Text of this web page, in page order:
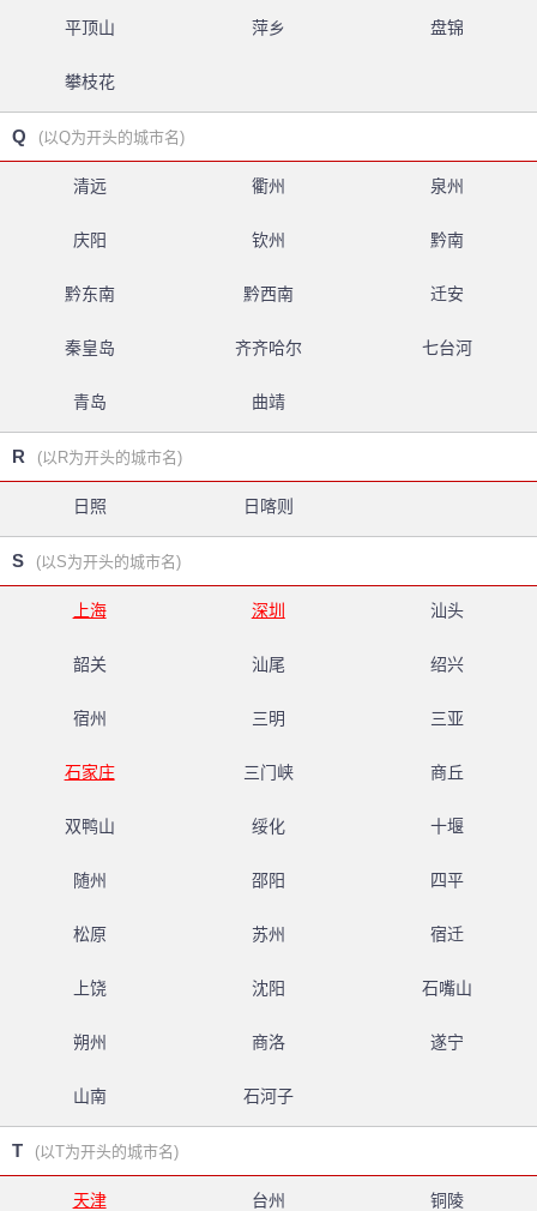
平顶山 萍乡 盘锦
攀枝花
Q (以Q为开头的城市名)
清远 衢州 泉州
庆阳 钦州 黔南
黔东南 黔西南 迁安
秦皇岛 齐齐哈尔 七台河
青岛 曲靖
R (以R为开头的城市名)
日照 日喀则
S (以S为开头的城市名)
上海 深圳 汕头
韶关 汕尾 绍兴
宿州 三明 三亚
石家庄 三门峡 商丘
双鸭山 绥化 十堰
随州 邵阳 四平
松原 苏州 宿迁
上饶 沈阳 石嘴山
朔州 商洛 遂宁
山南 石河子
T (以T为开头的城市名)
天津 台州 铜陵